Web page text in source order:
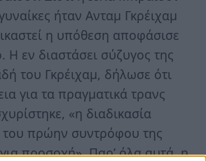
ήταν Ανταμ Γκρέιχαμ
η υπόθεση αποφάσισε
Η εν διαστάσει σύζυγος της
του Γκρέιχαμ, δήλωσε ότι
για τα πραγματικά τρανς
«η διαδικασία
πρώην συντρόφου της
προσοχή». Παρ’ όλα αυτά, η